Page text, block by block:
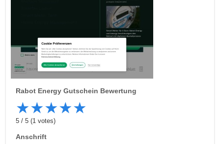
Rabot Energy Gutschein Bewertung
★★★★★
5/5 (1 votes)
Anschrift